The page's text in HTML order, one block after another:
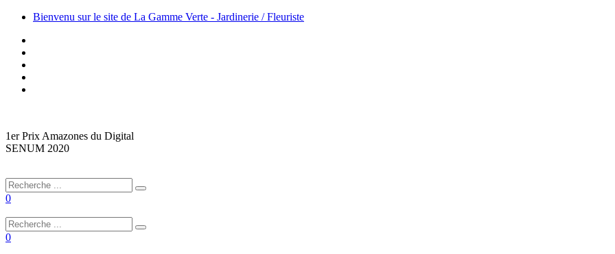
Bienvenu sur le site de La Gamme Verte - Jardinerie / Fleuriste
1er Prix Amazones du Digital
SENUM 2020
0
0